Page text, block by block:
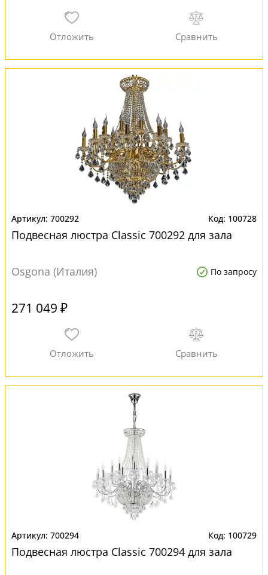
700292 100728
Подвесная люстра Classic 700292 для зала
Osgona (Италия) По запросу
271 049 ₽
700294 100729
Подвесная люстра Classic 700294 для зала